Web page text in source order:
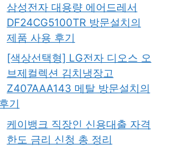
삼성전자 대용량 에어드레서
DF24CG5100TR 방문설치의
제품 사용 후기
[색상선택형] LG전자 디오스 오
브제컬렉션 김치냉장고
Z407AAA143 메탈 방문설치의
기
케이뱅크 직장인 신용대출 자격
한도 금리 신청 총 정리